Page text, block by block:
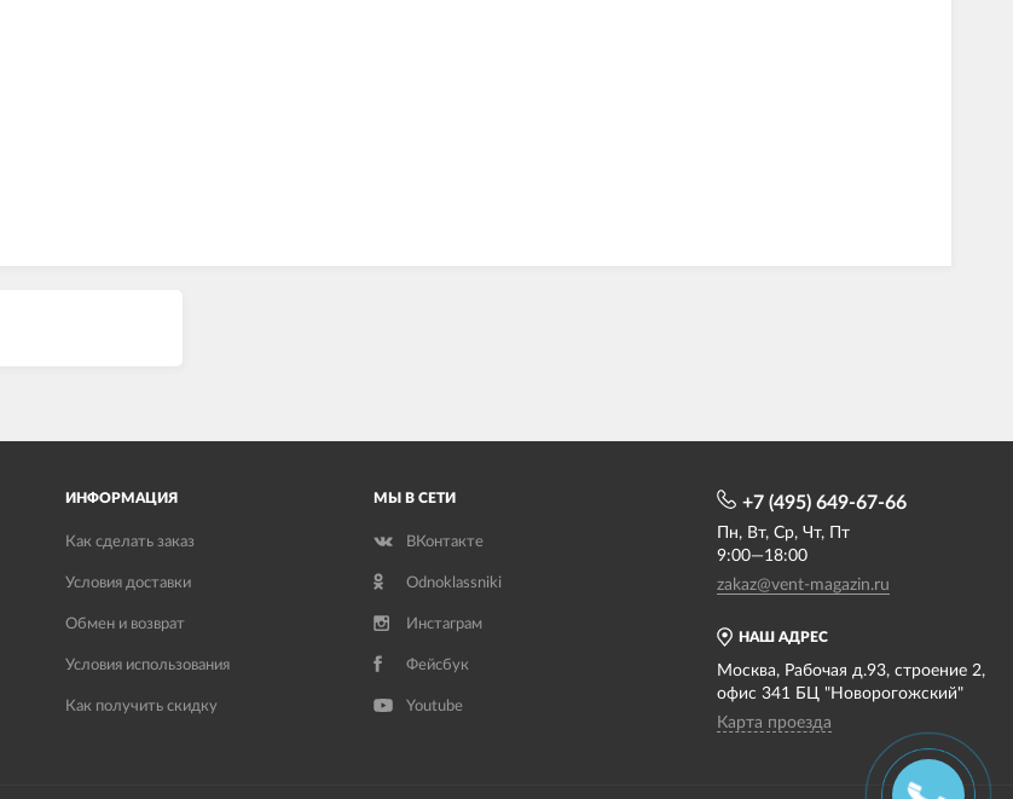
ИНФОРМАЦИЯ
Как сделать заказ
Условия доставки
Обмен и возврат
Условия использования
Как получить скидку
МЫ В СЕТИ
ВКонтакте
Odnoklassniki
Инстаграм
Фейсбук
Youtube
НАШ АДРЕС
Москва, Рабочая д.93, строение 2,
офис 341 БЦ "Новорогожский"
Карта проезда
+7 (495) 649-67-66
Пн, Вт, Ср, Чт, Пт
9:00—18:00
zakaz@vent-magazin.ru